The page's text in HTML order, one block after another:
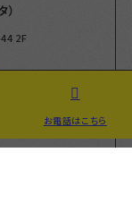
2F
お電話はこちら